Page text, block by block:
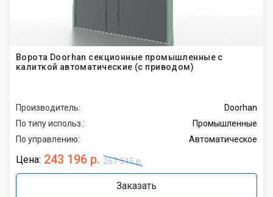
Ворота Doorhan секционные промышленные с
калиткой автоматические (с приводом)
Производитель:
Doorhan
По типу использ.:
Промышленные
По управлению:
Автоматическое
Цена: 243 196 р. 267 515 р.
Заказать